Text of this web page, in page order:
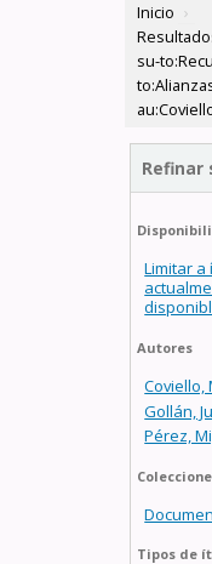
Inicio ›
su-
Refinar
Limitar a
Autores
Coviello,
Gollán,
Pérez,
Tipos de